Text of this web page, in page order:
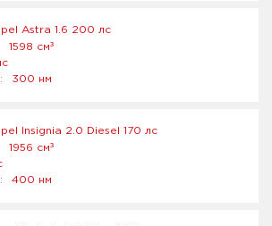
Astra 1.6 200 лс
1598 см³
300 нм
Insignia 2.0 Diesel 170 лс
1956 см³
400 нм